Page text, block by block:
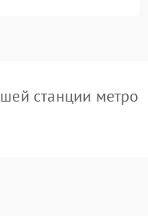
станции метро